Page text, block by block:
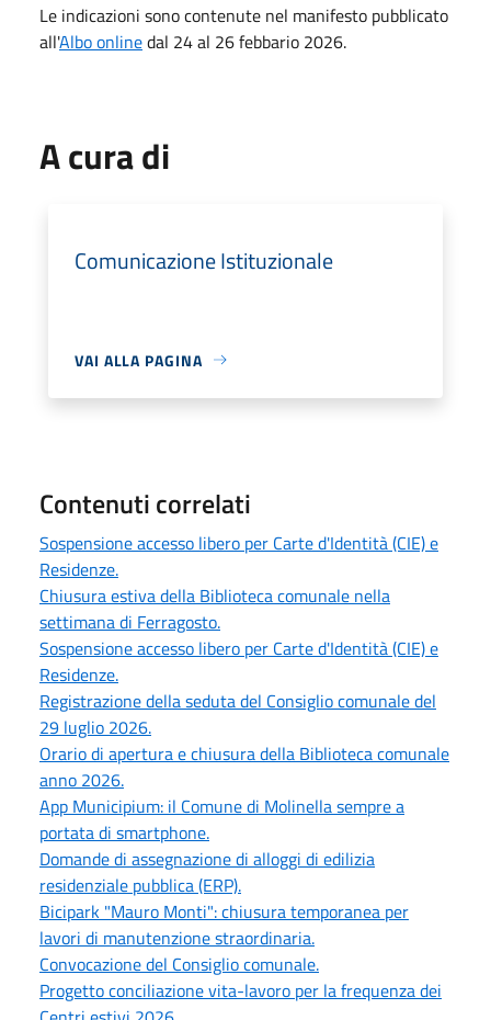
Le indicazioni sono contenute nel manifesto pubblicato
all'Albo onlinedal 24 al 26 febbario 2026.
A cura di
Comunicazione Istituzionale
VAI ALLA PAGINA
Contenuti correlati
Sospensione accesso libero per Carte d'Identità (CIE) e
Residenze.
Chiusura estiva della Biblioteca comunale nella
settimana di Ferragosto.
Sospensione accesso libero per Carte d'Identità (CIE) e
Residenze.
Registrazione della seduta del Consiglio comunale del
29 luglio 2026.
Orario di apertura e chiusura della Biblioteca comunale
anno 2026.
App Municipium: il Comune di Molinella sempre a
portata di smartphone.
Domande di assegnazione di alloggi di edilizia
residenziale pubblica (ERP).
Bicipark "Mauro Monti": chiusura temporanea per
lavori di manutenzione straordinaria.
Convocazione del Consiglio comunale.
Progetto conciliazione vita-lavoro per la frequenza dei